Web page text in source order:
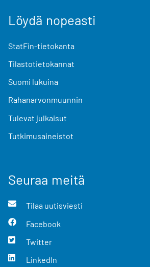
Löydä nopeasti
StatFin-tietokanta
Tilastotietokannat
Suomi lukuina
Rahanarvonmuunnin
Tulevat julkaisut
Tutkimusaineistot
Seuraa meitä
Tilaa uutisviesti
Facebook
Twitter
LinkedIn